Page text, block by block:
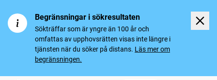
Begränsningar i sökresultaten
Sökträffar som är yngre än 100 år och
omfattas av upphovsrätten visas inte längre i
tjänsten när du söker på distans. Läs mer om
begränsningen.